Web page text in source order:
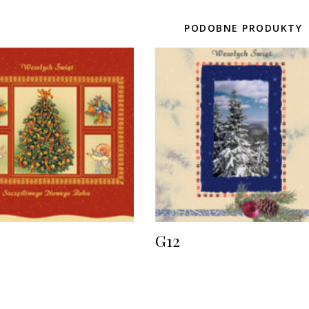
PODOBNE PRODUKTY
G12